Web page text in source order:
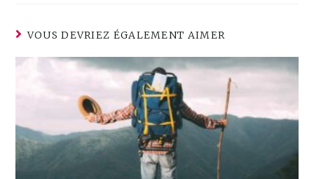
VOUS DEVRIEZ ÉGALEMENT AIMER